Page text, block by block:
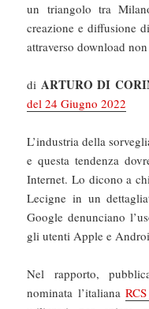
un triangolo tra
creazione e diffusione
attraverso download
di ARTURO DI
del 24 Giugno 2022
L’industria della
e questa tendenza
Internet. Lo dicono a
Lecigne in un
Google denunciano
gli utenti Apple e
Nel rapporto,
nominata l’italiana